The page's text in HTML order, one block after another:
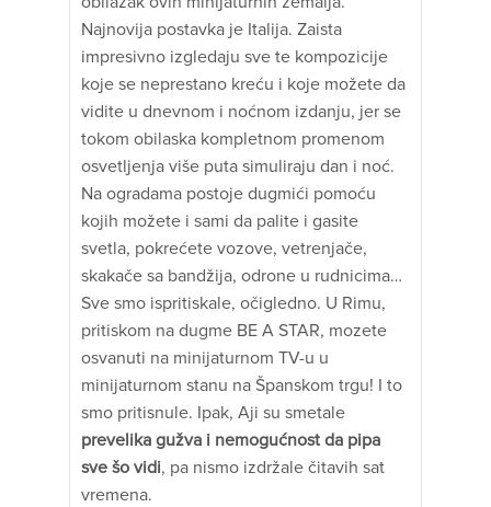
Najnovija postavka je Italija. Zaista
impresivno izgledaju sve te kompozicije
koje se neprestano kreću i koje možete da
vidite u dnevnom i noćnom izdanju, jer se
tokom obilaska kompletnom promenom
osvetljenja više puta simuliraju dan i noć.
Na ogradama postoje dugmići pomoću
kojih možete i sami da palite i gasite
svetla, pokrećete vozove, vetrenjače,
skakače sa bandžija, odrone u rudnicima…
Sve smo ispritiskale, očigledno. U Rimu,
pritiskom na dugme BE A STAR, mozete
osvanuti na minijaturnom TV-u u
minijaturnom stanu na Španskom trgu! I to
smo pritisnule. Ipak, Aji su smetale
prevelika gužva i nemogućnost da pipa
sve šo vidi, pa nismo izdržale čitavih sat
vremena.